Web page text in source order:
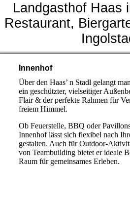
Landgasthof Haas
Restaurant,
Innenhof
Über den Haas’ n Stadl gelangt
ein geschützter, vielseitiger
Flair & der perfekte Rahmen für
freiem Himmel.
Ob Feuerstelle, BBQ oder
Innenhof lässt sich flexibel nach
gestalten. Auch für Outdoor-
von Teambuilding bietet er ideale
Raum für gemeinsames Erleben.